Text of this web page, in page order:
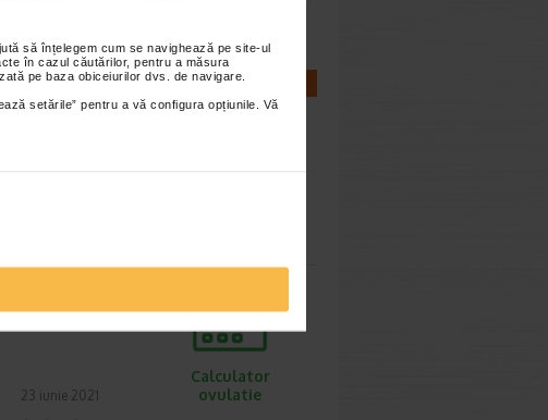
să înțelegem cum se navighează pe site-ul
în cazul căutărilor, pentru a măsura
pe baza obiceiurilor dvs. de navigare.
setările” pentru a vă configura opțiunile. Vă
drept o
23 iunie 2021
CALCULATOARE
Calculator
ovulatie